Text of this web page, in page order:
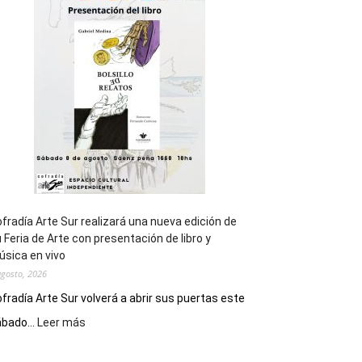
general
de
los
Juegos
Epade
2027
Arte Sur realizará una nueva edición de
Feria de Arte con presentación de libro y
en vivo
2026
Arte Sur volverá a abrir sus puertas este
Leer más